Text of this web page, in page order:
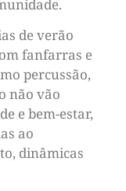
de verão
fanfarras e
percussão,
não vão
e bem-estar,
ao
dinâmicas